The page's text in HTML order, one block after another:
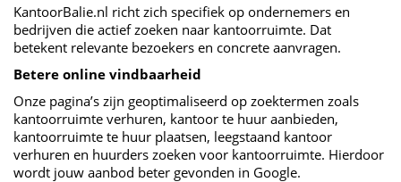
KantoorBalie.nl richt zich specifiek op ondernemers en
bedrijven die actief zoeken naar kantoorruimte. Dat
betekent relevante bezoekers en concrete aanvragen.
Betere online vindbaarheid
Onze pagina’s zijn geoptimaliseerd op zoektermen zoals
kantoorruimte verhuren, kantoor te huur aanbieden,
kantoorruimte te huur plaatsen, leegstaand kantoor
verhuren en huurders zoeken voor kantoorruimte. Hierdoor
wordt jouw aanbod beter gevonden in Google.